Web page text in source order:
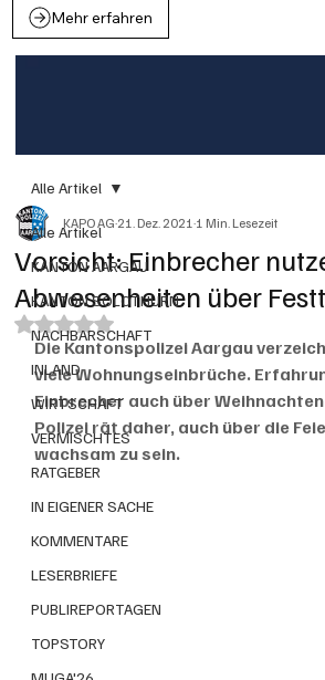
Mehr erfahren
Alle Artikel
KANTON AARGAU
KANTON SOLOTHURN
NACHBARSCHAFT
INLAND
WIRTSCHAFT
VERMISCHTES
RATGEBER
IN EIGENER SACHE
KOMMENTARE
LESERBRIEFE
PUBLIREPORTAGEN
TOPSTORY
Alle Artikel
Vorsicht: Einbrecher
Abwesenheiten über
KAPO AG21. Dez. 20211 Min. Lesezeit
Mit NaN von 5 Sternen bewertet.
Die Kantonspolizei Aargau
viele Wohnungseinbrüche.
Einbrecher auch über
Polizei rät daher, auch über die
wachsam zu sein.